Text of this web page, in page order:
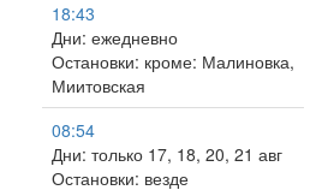
18:43
Дни: ежедневно
Остановки: кроме: Малиновка,
Миитовская
08:54
Дни: только 17, 18, 20, 21 авг
Остановки: везде